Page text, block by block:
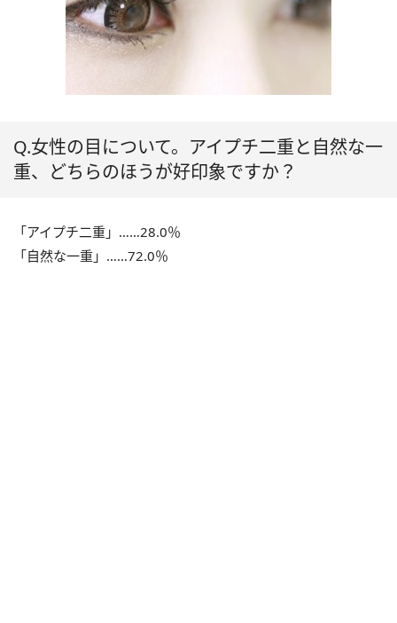
Q.女性の目について。アイプチ二重と自然な一
重、どちらのほうが好印象ですか？
「アイプチ二重」……28.0％
「自然な一重」……72.0％